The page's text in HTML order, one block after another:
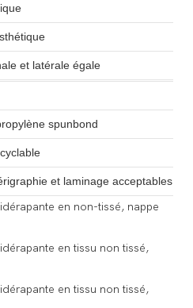
et latérale égale
spunbond
et laminage acceptables